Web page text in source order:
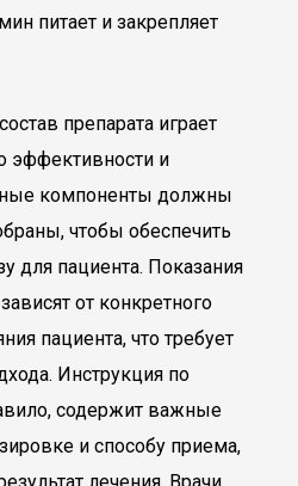
питает и закрепляет
препарата играет
эффективности и
компоненты должны
чтобы обеспечить
для пациента. Показания
от конкретного
пациента, что требует
Инструкция по
содержит важные
и способу приема,